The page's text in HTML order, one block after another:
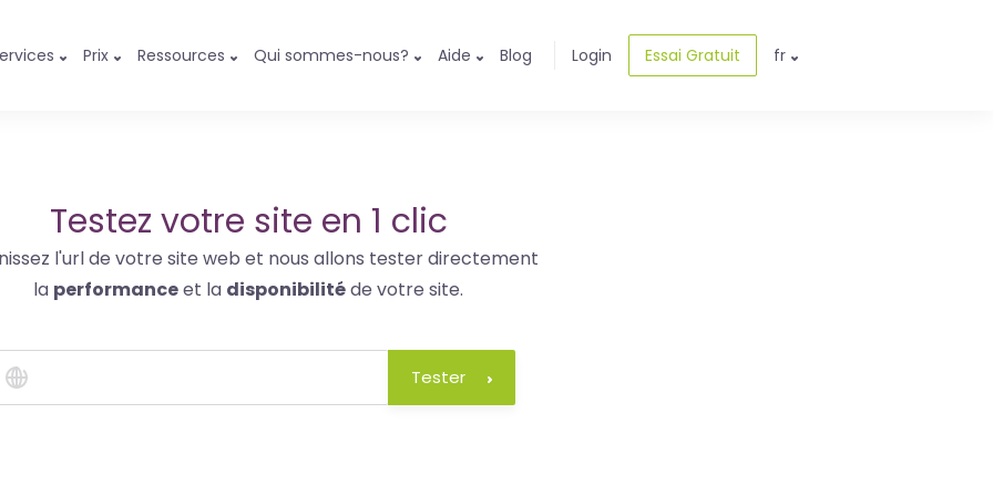
Prix Ressources Qui sommes-nous? Aide Blog Login Essai Gratuit fr
Testez votre site en 1 clic
l'url de votre site web et nous allons tester directement
la performanceet la disponibilitéde votre site.
Tester